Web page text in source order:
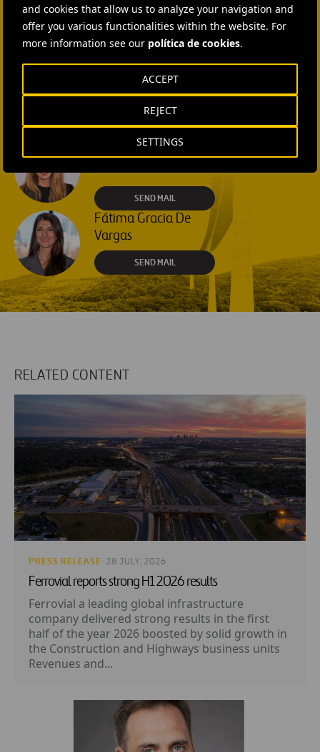
and cookies that allow us to analyze your navigation and
offer you various functionalities within the website. For
more information see our política de cookies.
SETTINGS
REJECT
ACCEPT
Isabel Muñoz Torres
SEND MAIL
+1 (512) 568-5015
SEND MAIL
Laura Brown
SEND MAIL
Fátima Gracia De
Vargas
SEND MAIL
RELATED CONTENT
PRESS RELEASE · 28 JULY, 2026
Ferrovial reports strong H1 2026 results
Ferrovial a leading global infrastructure
company delivered strong results in the first
half of the year 2026 boosted by solid growth in
the Construction and Highways business units
Revenues and...